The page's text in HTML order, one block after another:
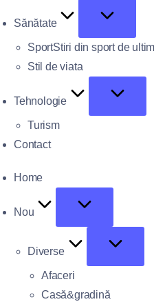
Sănătate
SportStiri din sport de
Stil de viata
Tehnologie
Turism
Contact
Home
Nou
Diverse
Afaceri
Casă&gradină